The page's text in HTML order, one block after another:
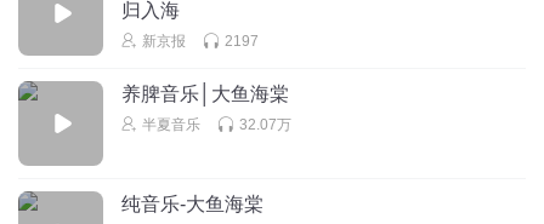
归入海
新京报 2197
养脾音乐│大鱼海棠
半夏音乐 32.07万
纯音乐-大鱼海棠